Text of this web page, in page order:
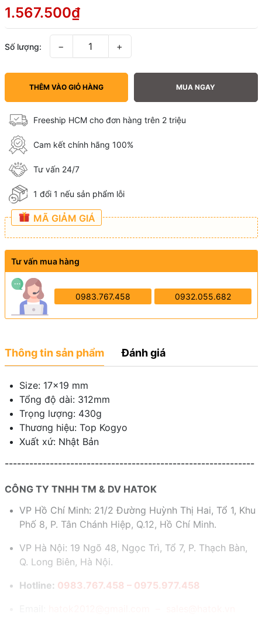
1.567.500₫
Số lượng: − +
THÊM VÀO GIỎ HÀNG MUA NGAY
Freeship HCM cho đơn hàng trên 2 triệu
Cam kết chính hãng 100%
Tư vấn 24/7
1 đổi 1 nếu sản phẩm lỗi
MÃ GIẢM GIÁ
Tư vấn mua hàng
0983.767.458 0932.055.682
Thông tin sản phẩm Đánh giá
Size: 17x19 mm
Tổng độ dài: 312mm
Trọng lượng: 430g
Thương hiệu: Top Kogyo
Xuất xứ: Nhật Bản
-------------------------------------------------------------
CÔNG TY TNHH TM & DV HATOK
VP Hồ Chí Minh: 21/2 Đường Huỳnh Thị Hai, Tổ 1, Khu
Phố 8, P. Tân Chánh Hiệp, Q.12, Hồ Chí Minh.
VP Hà Nội: 19 Ngõ 48, Ngọc Trì, Tổ 7, P. Thạch Bàn,
Q. Long Biên, Hà Nội.
Hotline: 0983.767.458 – 0975.977.458